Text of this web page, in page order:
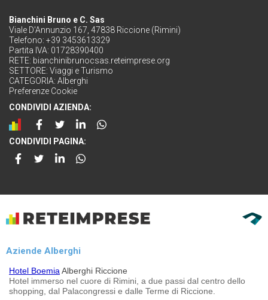
Bianchini Bruno e C. Sas
Viale D'Annunzio 167, 47838 Riccione (Rimini)
Telefono: +39 3453613329
Partita IVA: 01728390400
RETE: bianchinibrunocsas.reteimprese.org
SETTORE: Viaggi e Turismo
CATEGORIA: Alberghi
Preferenze Cookie
CONDIVIDI AZIENDA:
CONDIVIDI PAGINA:
Aziende Alberghi
Hotel Boemia Alberghi Riccione
Hotel immerso nel cuore di Rimini, a due passi dal centro dello
shopping, dal Palacongressi e dalle Terme di Riccione.